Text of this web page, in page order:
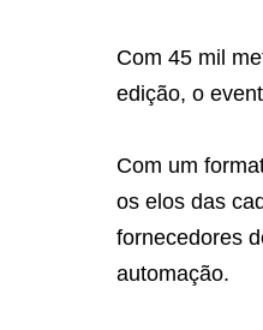
Com 45 mil
edição, o
Com um
os elos das
fornecedores
automação.